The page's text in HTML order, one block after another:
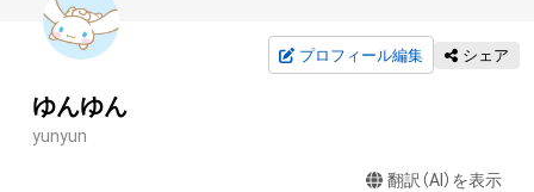
プロフィール編集 シェア
ゆんゆん
yunyun
翻訳（AI）を表示